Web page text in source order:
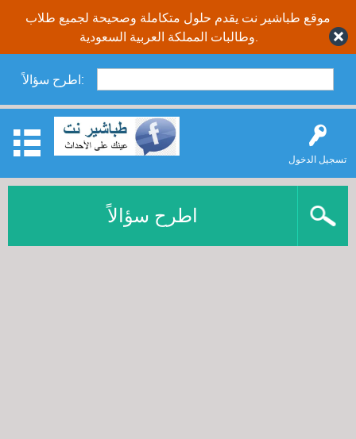
موقع طباشير نت يقدم حلول متكاملة وصحيحة لجميع طلاب
اطرح سؤالاً:
تسجيل الدخول
اطرح سؤالاً